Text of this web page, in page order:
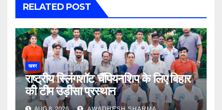
RELATED POST
खबर
राष्ट्रीय स्लिंगशॉट चैंपियनशिप के लिए बिहार
की टीम उड़ीसा प्रस्थान